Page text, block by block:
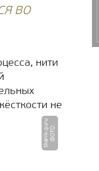
ВО
нити
не
Ф
О
Т
О
:
t
k
a
ni
x.
g
u
r
u